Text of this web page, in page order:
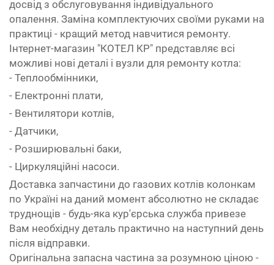
досвід з обслуговування індивідуального
опалення. Заміна комплектуючих своїми руками на
практиці - кращий метод навчитися ремонту.
Інтернет-магазин "КОТЕЛ КР" представляє всі
можливі нові деталі і вузли для ремонту котла:
- Теплообмінники,
- Електронні плати,
- Вентилятори котлів,
- Датчики,
- Розширювальні баки,
- Циркуляційні насоси.
Доставка запчастини до газових котлів колонкам
по Україні на даний момент абсолютно не складає
труднощів - будь-яка кур'єрська служба привезе
Вам необхідну деталь практично на наступний день
після відправки.
Оригінальна запасна частина за розумною ціною -